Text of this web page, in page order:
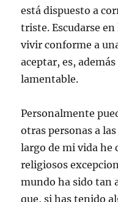
está dispuesto a
triste. Escudarse
vivir conforme a
aceptar, es,
lamentable.
Personalmente
otras personas a
largo de mi vida he
religiosos
mundo ha sido tan
que, si has tenido